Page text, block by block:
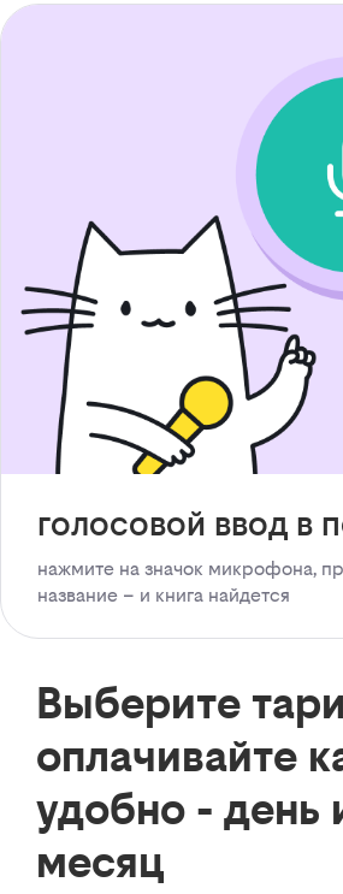
голосовой ввод в
нажмите на значок микрофона,
название – и книга найдется
Выберите
оплачивайте
удобно - день
месяц